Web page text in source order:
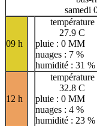
samedi
09 h
température
27.9 C
pluie : 0 MM
nuages : 7 %
humidité : 31 %
12 h
température
32.8 C
pluie : 0 MM
nuages : 4 %
humidité : 23 %